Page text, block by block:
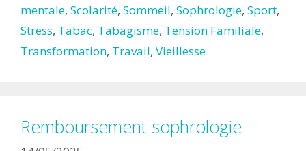
mentale, Scolarité, Sommeil, Sophrologie, Sport,
Stress, Tabac, Tabagisme, Tension Familiale,
Transformation, Travail, Vieillesse
Remboursement sophrologie